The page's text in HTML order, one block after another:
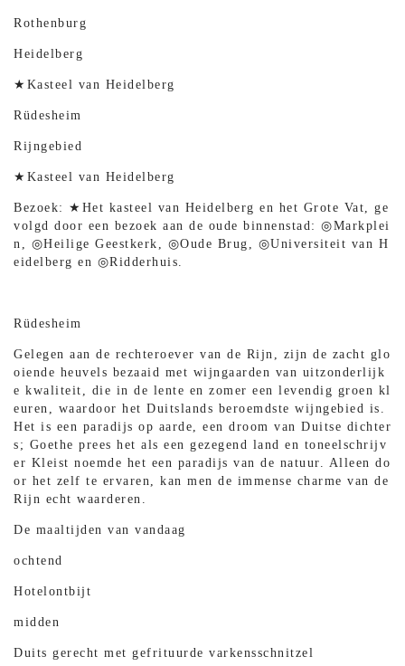
Rothenburg
Heidelberg
★Kasteel van Heidelberg
Rüdesheim
Rijngebied
★Kasteel van Heidelberg
Bezoek: ★Het kasteel van Heidelberg en het Grote Vat, ge
volgd door een bezoek aan de oude binnenstad: ◎Markplei
n, ◎Heilige Geestkerk, ◎Oude Brug, ◎Universiteit van H
eidelberg en ◎Ridderhuis.
Rüdesheim
Gelegen aan de rechteroever van de Rijn, zijn de zacht glo
oiende heuvels bezaaid met wijngaarden van uitzonderlijk
e kwaliteit, die in de lente en zomer een levendig groen kl
euren, waardoor het Duitslands beroemdste wijngebied is.
Het is een paradijs op aarde, een droom van Duitse dichter
s; Goethe prees het als een gezegend land en toneelschrijv
er Kleist noemde het een paradijs van de natuur. Alleen do
or het zelf te ervaren, kan men de immense charme van de
Rijn echt waarderen.
De maaltijden van vandaag
ochtend
Hotelontbijt
midden
Duits gerecht met gefrituurde varkensschnitzel